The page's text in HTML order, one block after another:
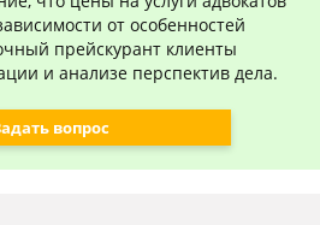
от особенностей
прейскурант клиенты
и анализе перспектив дела.
вопрос